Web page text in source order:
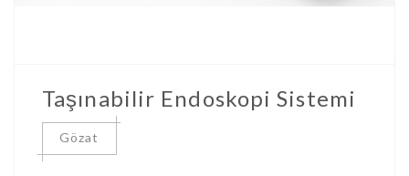
Taşınabilir Endoskopi Sistemi
Gözat